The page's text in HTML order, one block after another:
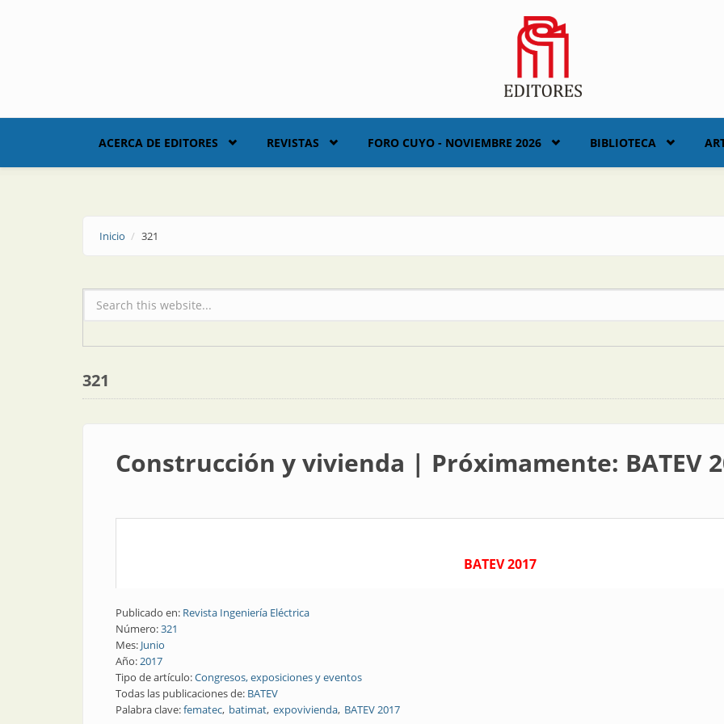
ACERCA DE EDITORES REVISTAS FORO CUYO - NOVIEMBRE 2026 BIBLIOTECA
Inicio 321
Formulario de búsqueda
321
Construcción y vivienda | Próximamente: BATEV
BATEV 2017
Publicado en: Revista Ingeniería Eléctrica
Número:321
Mes: Junio
Año:2017
Tipo de artículo:Congresos, exposiciones y eventos
Todas las publicaciones de: BATEV
Palabra clave:fematec batimat expovivienda BATEV 2017